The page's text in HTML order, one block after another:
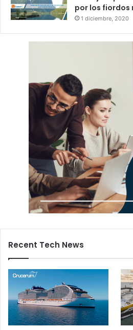
por los fiordos
1 diciembre, 2020
Recent Tech News